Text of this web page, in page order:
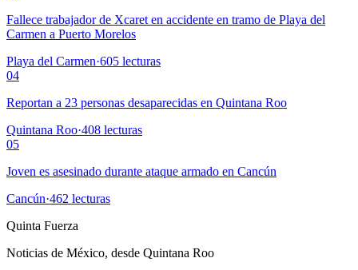
Fallece trabajador de Xcaret en accidente en tramo de Playa del
Carmen a Puerto Morelos
Playa del Carmen·605 lecturas
04
Reportan a 23 personas desaparecidas en Quintana Roo
Quintana Roo·408 lecturas
05
Joven es asesinado durante ataque armado en Cancún
Cancún·462 lecturas
Quinta Fuerza
Noticias de México, desde Quintana Roo